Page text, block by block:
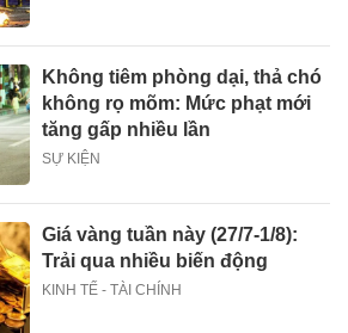
Không tiêm phòng dại, thả chó
không rọ mõm: Mức phạt mới
tăng gấp nhiều lần
SỰ KIỆN
Giá vàng tuần này (27/7-1/8):
Trải qua nhiều biến động
KINH TẾ - TÀI CHÍNH